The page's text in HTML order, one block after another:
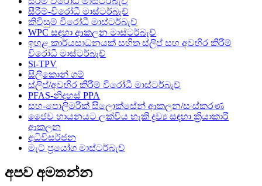
සීරීම්-විරෝධී මාස්ටර්බැච්
කිවිසුම් විරෝධී මාස්ටර්බැච්
WPC සඳහා ආකලන මාස්ටර්බැච්
ඉහළ කාර්යසාධනයක් සහිත ස්ලිප් සහ අවහිර කිරීම්
විරෝධී මාස්ටර්බැච්
Si-TPV
සිලිකොන් ගම්
ස්ලිප්/අවහිර කිරීම් විරෝධී මාස්ටර්බැච්
PFAS-නිදහස් PPA
සහ-පොලිමරික් සිලොක්සේන් ආකලන/සංස්කරණ
ජෛව හායනයට ලක්විය හැකි ද්‍රව්‍ය සඳහා ක්‍රියාකාරී
ආකලන
අධිවිසර්ජන
මැට් ප්‍රයෝග මාස්ටර්බැච්
අපව අමතන්න